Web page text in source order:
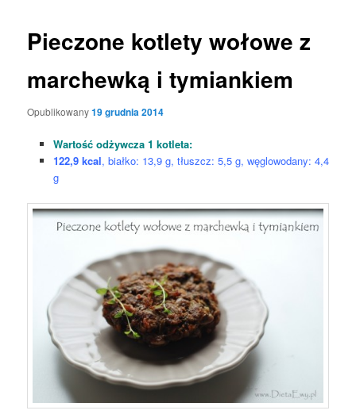
Pieczone kotlety wołowe z
marchewką i tymiankiem
Opublikowany19 grudnia 2014
Wartość odżywcza 1 kotleta:
122,9 kcal, białko: 13,9 g, tłuszcz: 5,5 g, węglowodany: 4,4
g